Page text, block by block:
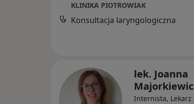
KLINIKA PIOTROWIAK
Konsultacja laryngologiczna
lek. Joanna
Internista,